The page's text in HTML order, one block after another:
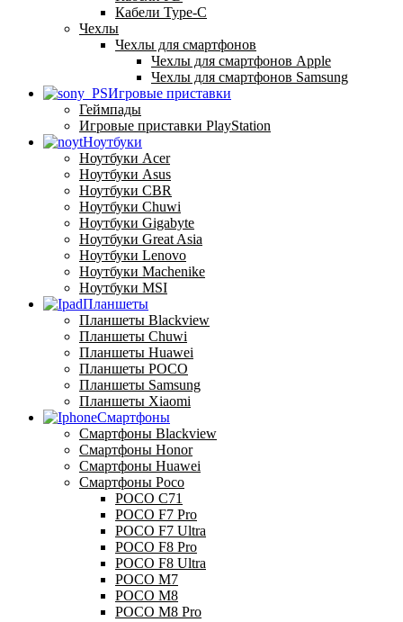
Кабели Type-C
Чехлы
Чехлы для смартфонов
Чехлы для смартфонов Apple
Чехлы для смартфонов Samsung
Игровые приставки
Геймпады
Игровые приставки PlayStation
Ноутбуки
Ноутбуки Acer
Ноутбуки Asus
Ноутбуки CBR
Ноутбуки Chuwi
Ноутбуки Gigabyte
Ноутбуки Great Asia
Ноутбуки Lenovo
Ноутбуки Machenike
Ноутбуки MSI
Планшеты
Планшеты Blackview
Планшеты Chuwi
Планшеты Huawei
Планшеты POCO
Планшеты Samsung
Планшеты Xiaomi
Смартфоны
Смартфоны Blackview
Смартфоны Honor
Смартфоны Huawei
Смартфоны Poco
POCO C71
POCO F7 Pro
POCO F7 Ultra
POCO F8 Pro
POCO F8 Ultra
POCO M7
POCO M8
POCO M8 Pro